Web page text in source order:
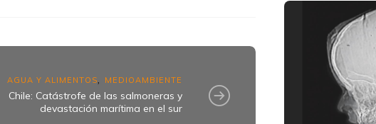
AGUA Y ALIMENTOS MEDIOAMBIENTE
Chile: Catástrofe de las salmoneras y
devastación marítima en el sur